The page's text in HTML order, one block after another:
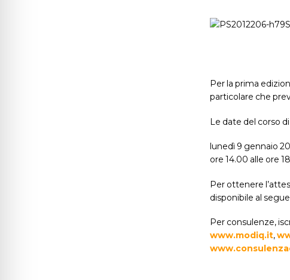
Per la prima
particolare che
Le date del corso
lunedì 9 gennaio
ore 14.00 alle ore
Per ottenere
disponibile al
Per consulenze,
www.modiq.it,